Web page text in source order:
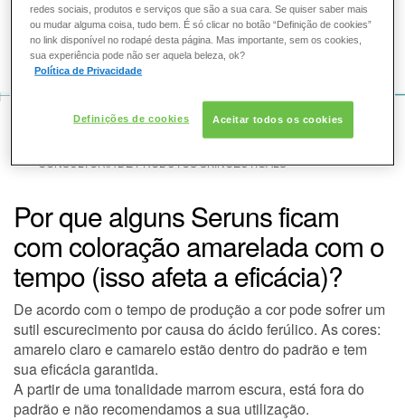
COMO POSSO AJUDAR? DÚVIDAS SOBRE:
CONSULTORIA DE PRODUTOS SKINCEUTICALS
VOZ DA BELEZA
CONSULTORIA DE PRODUTOS SKINCEUTICALS
Por que alguns Seruns ficam
com coloração amarelada com o
tempo (isso afeta a eficácia)?
De acordo com o tempo de produção a cor pode sofrer um
sutil escurecimento por causa do ácido ferúlico. As cores:
amarelo claro e camarelo estão dentro do padrão e tem
sua eficácia garantida.
A partir de uma tonalidade marrom escura, está fora do
padrão e não recomendamos a sua utilização.
redes sociais, produtos e serviços que são a sua cara. Se quiser saber mais
ou mudar alguma coisa, tudo bem. É só clicar no botão “Definição de cookies”
no link disponível no rodapé desta página. Mas importante, sem os cookies,
sua experiência pode não ser aquela beleza, ok?
Política de Privacidade
Definições de cookies Aceitar todos os cookies